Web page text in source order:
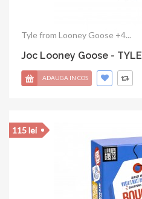
Tyle from Looney Goose +4...
Joc Looney Goose - TYLE
ADAUGA IN COS
115 lei